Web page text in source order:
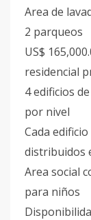
Area de
2 parqueos
US$
residencial
4 edificios
por nivel
Cada
distribuidos
Area social
para niños